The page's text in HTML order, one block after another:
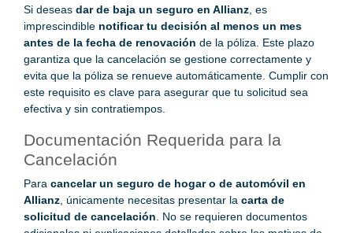
Si deseas dar de baja un seguro en Allianz , es
imprescindible notificar tu decisión al menos un mes
antes de la fecha de renovación de la póliza. Este plazo
garantiza que la cancelación se gestione correctamente y
evita que la póliza se renueve automáticamente. Cumplir con
este requisito es clave para asegurar que tu solicitud sea
efectiva y sin contratiempos.
Documentación Requerida para la
Cancelación
Para cancelar un seguro de hogar o de automóvil en
Allianz , únicamente necesitas presentar la carta de
solicitud de cancelación . No se requieren documentos